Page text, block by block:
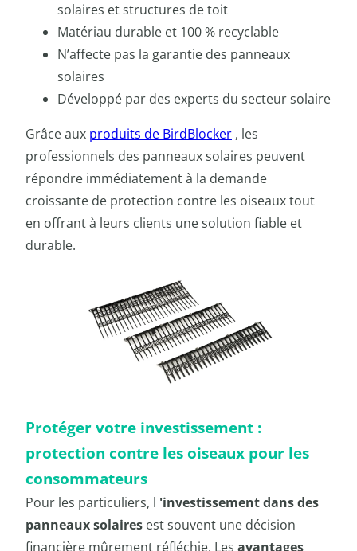
solaires et structures de toit
Matériau durable et 100 % recyclable
N’affecte pas la garantie des panneaux
solaires
Développé par des experts du secteur solaire
Grâce aux produits de BirdBlocker , les
professionnels des panneaux solaires peuvent
répondre immédiatement à la demande
croissante de protection contre les oiseaux tout
en offrant à leurs clients une solution fiable et
durable.
Protéger votre investissement :
protection contre les oiseaux pour les
consommateurs
Pour les particuliers, l 'investissement dans des
panneaux solaires est souvent une décision
financière mûrement réfléchie. Les avantages